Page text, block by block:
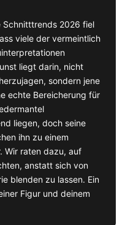
Schnitttrends 2026 fiel
viele der vermeintlich
liegt darin, nicht
sondern jene
echte Bereicherung für
liegen, doch seine
ihn zu einem
Wir raten dazu, auf
anstatt sich von
blenden zu lassen. Ein
Figur und deinem